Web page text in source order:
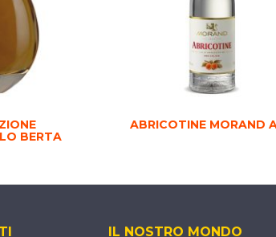
BERTA
ABRICOTINE MORAND
IL NOSTRO MONDO